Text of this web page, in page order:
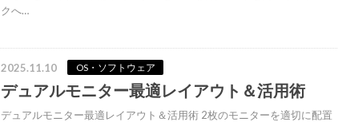
クへ…
2025.11.10 OS・ソフトウェア
デュアルモニター最適レイアウト＆活用術
デュアルモニター最適レイアウト＆活用術 2枚のモニターを適切に配置